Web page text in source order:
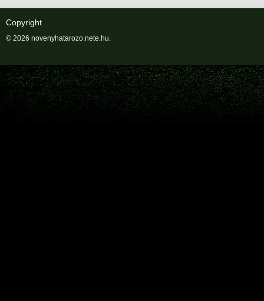
Copyright
© 2026 novenyhatarozo.nete.hu.